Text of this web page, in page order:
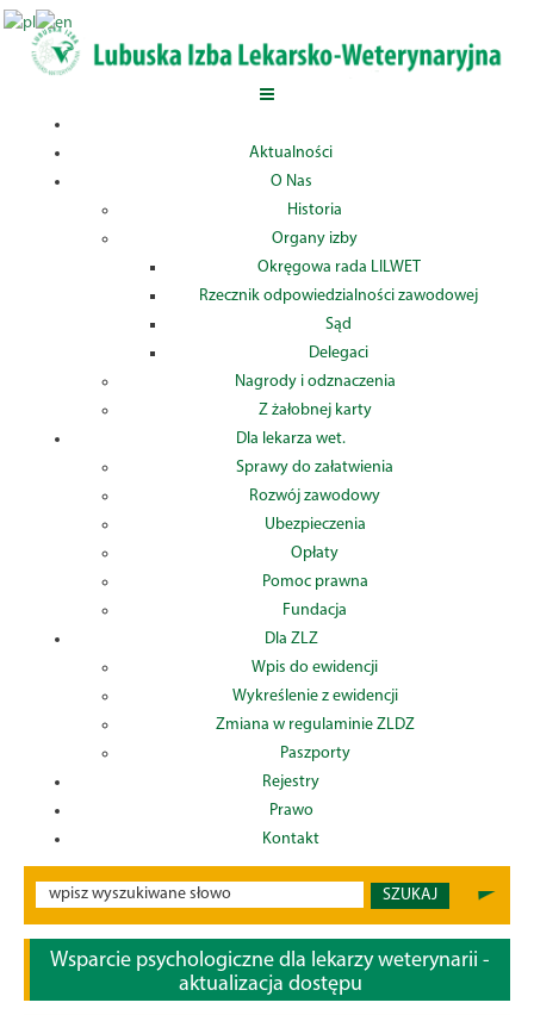
Aktualności
O Nas
Historia
Organy izby
Okręgowa rada LILWET
Rzecznik odpowiedzialności zawodowej
Sąd
Delegaci
Nagrody i odznaczenia
Z żałobnej karty
Dla lekarza wet.
Sprawy do załatwienia
Rozwój zawodowy
Ubezpieczenia
Opłaty
Pomoc prawna
Fundacja
Dla ZLZ
Wpis do ewidencji
Wykreślenie z ewidencji
Zmiana w regulaminie ZLDZ
Paszporty
Rejestry
Prawo
Kontakt
SZUKAJ
Wsparcie psychologiczne dla lekarzy weterynarii -
aktualizacja dostępu